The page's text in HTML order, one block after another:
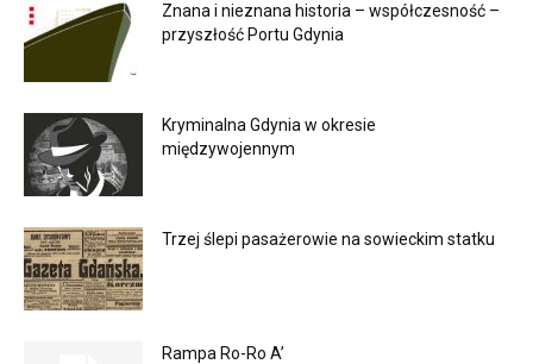
Znana i nieznana historia – współczesność –
przyszłość Portu Gdynia
Kryminalna Gdynia w okresie
międzywojennym
Trzej ślepi pasażerowie na sowieckim statku
Rampa Ro-Ro A’